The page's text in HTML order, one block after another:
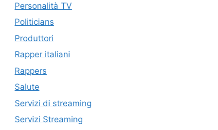
Personalità TV
Politicians
Produttori
Rapper italiani
Rappers
Salute
Servizi di streaming
Servizi Streaming